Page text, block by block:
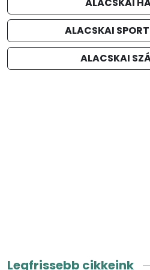
ALACSKAI
ALACSKAI
Legfrissebb cikkeink